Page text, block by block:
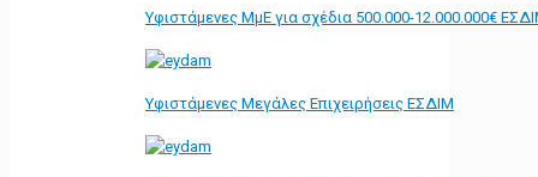
Υφιστάμενες ΜμΕ για σχέδια 500.000-12.000.000€
Υφιστάμενες Μεγάλες Επιχειρήσεις ΕΣΔΙΜ